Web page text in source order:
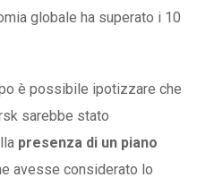
globale ha superato i 10
è possibile ipotizzare che
sarebbe stato
presenza di un piano
avesse considerato lo